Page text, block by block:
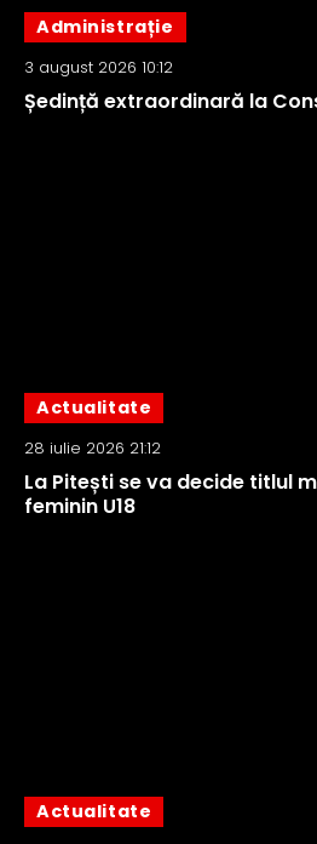
Administrație
3 august 2026 10:12
Ședință extraordinară la
Actualitate
28 iulie 2026 21:12
La Pitești se va decide titlul
feminin U18
Actualitate